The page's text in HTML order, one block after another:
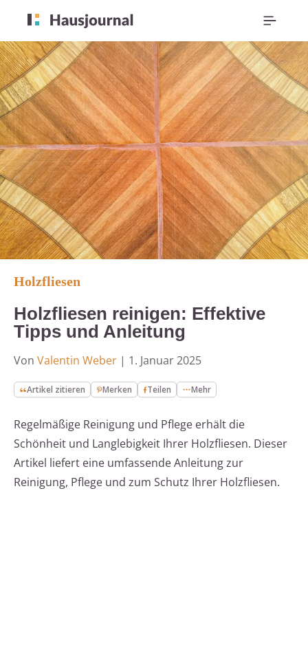
Holzfliesen
Holzfliesen reinigen: Effektive
Tipps und Anleitung
Von Valentin Weber | 1. Januar 2025
Artikel zitieren Merken Teilen Mehr
Regelmäßige Reinigung und Pflege erhält die
Schönheit und Langlebigkeit Ihrer Holzfliesen. Dieser
Artikel liefert eine umfassende Anleitung zur
Reinigung, Pflege und zum Schutz Ihrer Holzfliesen.